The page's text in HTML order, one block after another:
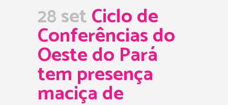
28 setCiclo de
Conferências do
Oeste do Pará
tem presença
maciça de